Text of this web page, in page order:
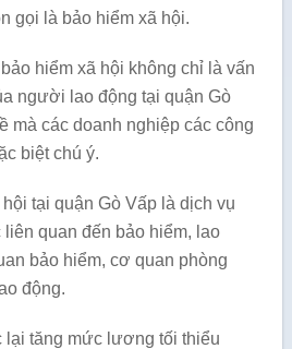
gọi là bảo hiểm xã hội.
hiểm xã hội không chỉ là vấn
người lao động tại quận Gò
mà các doanh nghiệp các công
biệt chú ý.
tại quận Gò Vấp là dịch vụ
quan đến bảo hiểm, lao
bảo hiểm, cơ quan phòng
động.
lại tăng mức lương tối thiểu